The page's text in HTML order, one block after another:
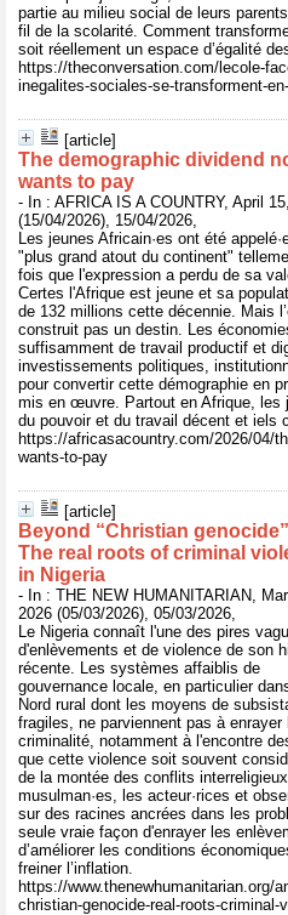
partie au milieu social de leurs
fil de la scolarité. Comment
soit réellement un espace d’égalité
https://theconversation.com/lecole-
inegalites-sociales-se-transforment-
[article]
The demographic dividend
wants to pay
- In : AFRICA IS A COUNTRY, April
(15/04/2026), 15/04/2026,
Les jeunes Africain·es ont été
"plus grand atout du continent"
fois que l'expression a perdu de sa
Certes l'Afrique est jeune et sa
de 132 millions cette décennie. Mais
construit pas un destin. Les
suffisamment de travail productif et
investissements politiques,
pour convertir cette démographie en
mis en œuvre. Partout en Afrique, les
du pouvoir et du travail décent et iels
https://africasacountry.com/2026/04/
wants-to-pay
[article]
Beyond “Christian
The real roots of criminal
in Nigeria
- In : THE NEW HUMANITARIAN,
2026 (05/03/2026), 05/03/2026,
Le Nigeria connaît l'une des pires
d'enlèvements et de violence de son
récente. Les systèmes affaiblis de
gouvernance locale, en particulier
Nord rural dont les moyens de
fragiles, ne parviennent pas à
criminalité, notamment à l'encontre
que cette violence soit souvent
de la montée des conflits
musulman·es, les acteur·rices et
sur des racines ancrées dans les
seule vraie façon d'enrayer les
d’améliorer les conditions
freiner l’inflation.
https://www.thenewhumanitarian.org/
christian-genocide-real-roots-criminal-